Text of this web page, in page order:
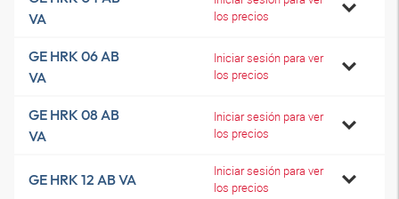
VA
los precios
GE HRK 06 AB
VA
Iniciar sesión para ver
los precios
GE HRK 08 AB
VA
Iniciar sesión para ver
los precios
GE HRK 12 AB VA
Iniciar sesión para ver
los precios